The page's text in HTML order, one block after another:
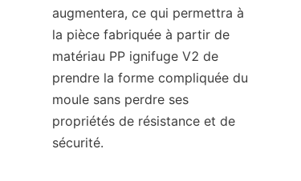
augmentera, ce qui permettra à
la pièce fabriquée à partir de
matériau PP ignifuge V2 de
prendre la forme compliquée du
moule sans perdre ses
propriétés de résistance et de
sécurité.